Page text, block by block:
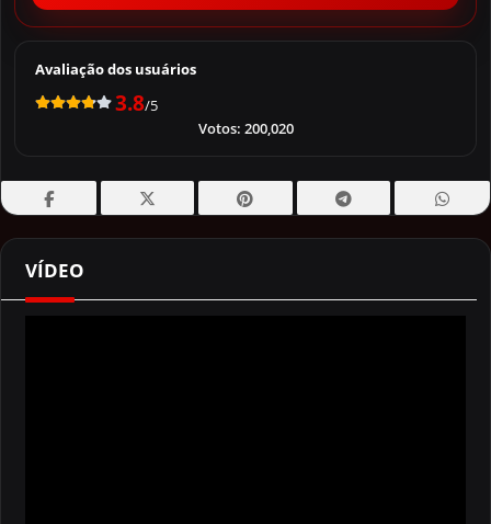
Avaliação dos usuários
3.8/5
Votos: 200,020
VÍDEO